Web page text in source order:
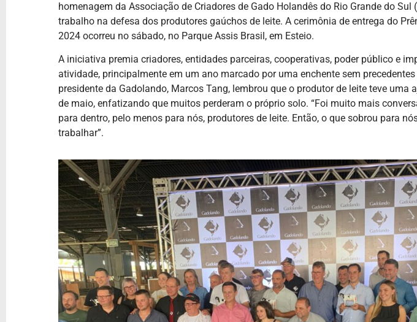
homenagem da Associação de Criadores de Gado Holandês do Rio Grande do Sul
trabalho na defesa dos produtores gaúchos de leite. A cerimônia de entrega do
2024 ocorreu no sábado, no Parque Assis Brasil, em Esteio.
A iniciativa premia criadores, entidades parceiras, cooperativas, poder público e
atividade, principalmente em um ano marcado por uma enchente sem precedentes
presidente da Gadolando, Marcos Tang, lembrou que o produtor de leite teve uma
de maio, enfatizando que muitos perderam o próprio solo. “Foi muito mais
para dentro, pelo menos para nós, produtores de leite. Então, o que sobrou para
trabalhar”.